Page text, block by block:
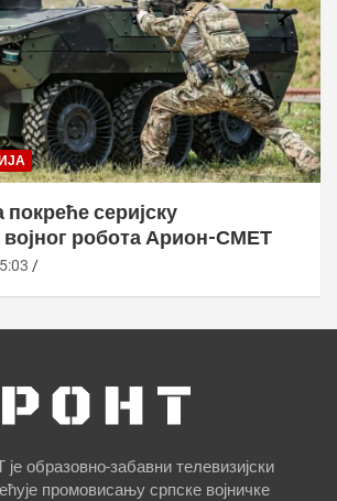
покреће серијску
робота Арион-СМЕТ
образовно-забавни телевизијски
промовисању српске војничке